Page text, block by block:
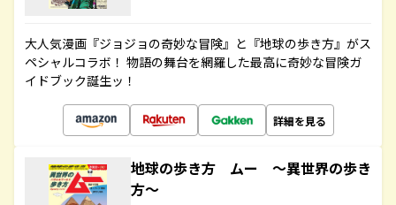
大人気漫画『ジョジョの奇妙な冒険』と『地球の歩き方』がス
ペシャルコラボ！ 物語の舞台を網羅した最高に奇妙な冒険ガ
イドブック誕生ッ！
詳細を見る
地球の歩き方 ムー ～異世界の歩き
方～